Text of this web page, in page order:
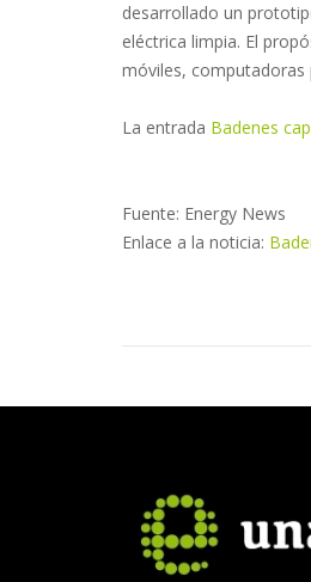
desarrollado un
eléctrica limpia. El
móviles, computadoras
La entrada Badenes
Fuente: Energy News
Enlace a la noticia: